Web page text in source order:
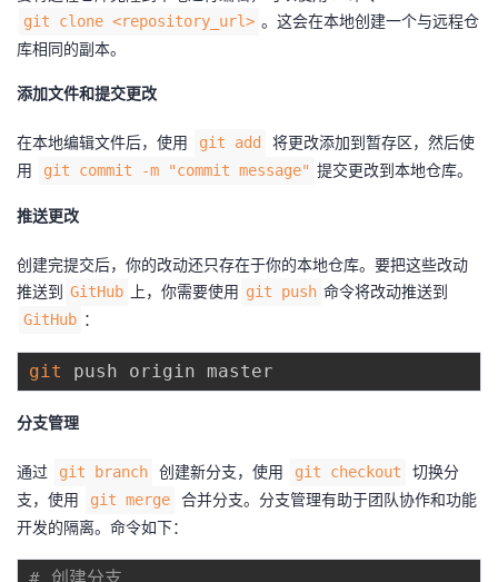
git clone <repository_url> 。这会在本地创建一个与远程仓
库相同的副本。
添加文件和提交更改
在本地编辑文件后，使用 git add
将更改添加到暂存区，然后使
用
git commit -m "commit message" 提交更改到本地仓库。
推送更改
创建完提交后，你的改动还只存在于你的本地仓库。要把这些改动
推送到 GitHub 上，你需要使用 git push 命令将改动推送到
GitHub ：
git
分支管理
通过 git branch 创建新分支，使用 git checkout
切换分
支，使用
git merge
合并分支。分支管理有助于团队协作和功能
开发的隔离。命令如下：